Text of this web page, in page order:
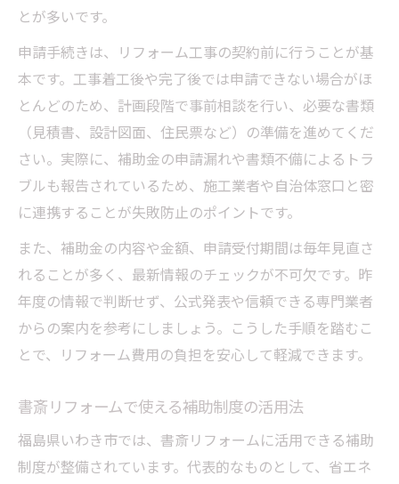
とが多いです。
申請手続きは、リフォーム工事の契約前に行うことが基
本です。工事着工後や完了後では申請できない場合がほ
とんどのため、計画段階で事前相談を行い、必要な書類
（見積書、設計図面、住民票など）の準備を進めてくだ
さい。実際に、補助金の申請漏れや書類不備によるトラ
ブルも報告されているため、施工業者や自治体窓口と密
に連携することが失敗防止のポイントです。
また、補助金の内容や金額、申請受付期間は毎年見直さ
れることが多く、最新情報のチェックが不可欠です。昨
年度の情報で判断せず、公式発表や信頼できる専門業者
からの案内を参考にしましょう。こうした手順を踏むこ
とで、リフォーム費用の負担を安心して軽減できます。
書斎リフォームで使える補助制度の活用法
福島県いわき市では、書斎リフォームに活用できる補助
制度が整備されています。代表的なものとして、省エネ